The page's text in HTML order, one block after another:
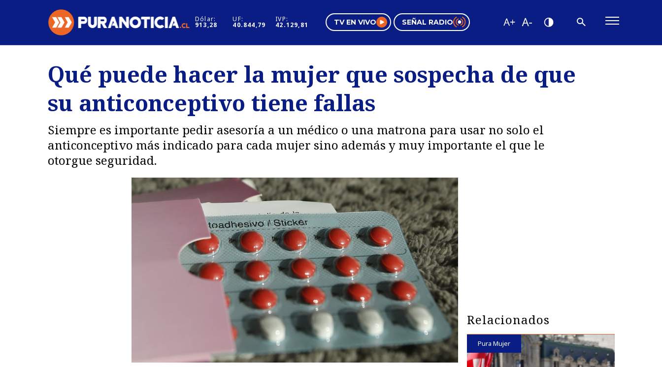
Dólar:
913,28
UF:
40.844,79
IVP:
42.129,81 TV EN VIVO SEÑAL RADIO
Regiones
Deportes
Internacional
Motores
Negocios
Pura Mujer
Tendencias
Qué puede hacer la mujer que sospecha de que
su anticonceptivo tiene fallas
Siempre es importante pedir asesoría a un médico o una matrona para usar no solo el
anticonceptivo más indicado para cada mujer sino además y muy importante el que le
otorgue seguridad.
Relacionados
Pura Mujer